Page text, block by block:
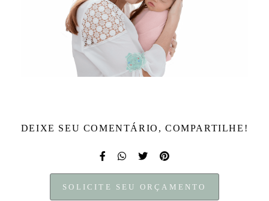
DEIXE SEU COMENTÁRIO, COMPARTILHE!
SOLICITE SEU ORÇAMENTO